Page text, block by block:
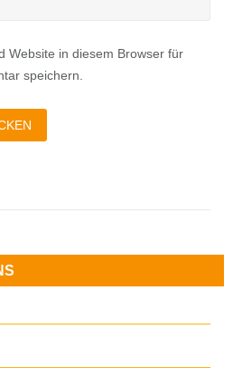
Website in diesem Browser für
speichern.